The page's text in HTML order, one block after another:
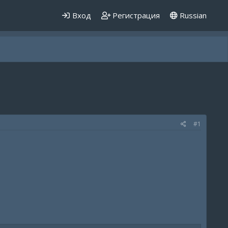
Вход Регистрация Russian
#1